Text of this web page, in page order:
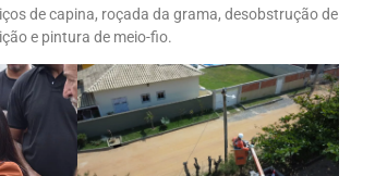
de capina, roçada da grama, desobstrução de
e pintura de meio-fio.